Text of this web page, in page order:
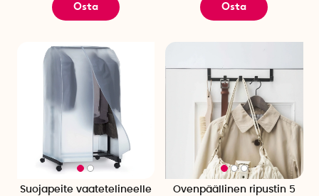
Osta Osta
Suojapeite vaatetelineelle
Ovenpäällinen ripustin 5